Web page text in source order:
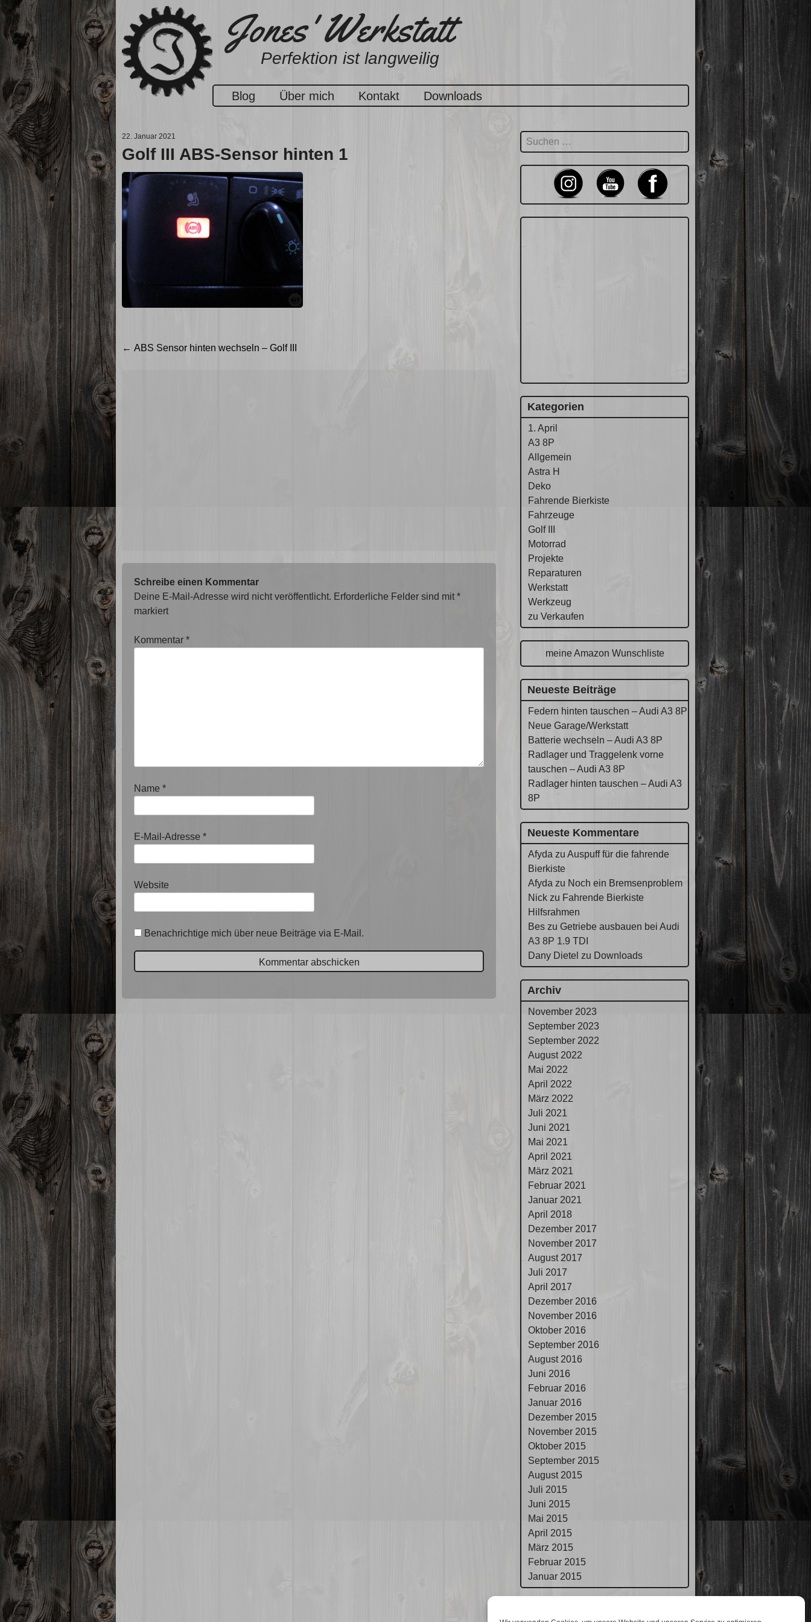
springen
Jones' Werkstatt
Perfektion ist langweilig
Blog Über mich Kontakt Downloads
22. Januar 2021
Golf III ABS-Sensor hinten 1
Beitragsnavigation
← ABS Sensor hinten wechseln – Golf III
Schreibe einen Kommentar
Deine E-Mail-Adresse wird nicht veröffentlicht. Erforderliche Felder sind mit*
markiert
Kommentar *
Name *
E-Mail-Adresse *
Website
Benachrichtige mich über neue Beiträge via E-Mail.
Suchen
nach:
Kategorien
1. April
A3 8P
Allgemein
Astra H
Deko
Fahrende Bierkiste
Fahrzeuge
Golf III
Motorrad
Projekte
Reparaturen
Werkstatt
Werkzeug
zu Verkaufen
meine Amazon Wunschliste
Neueste Beiträge
Federn hinten tauschen – Audi A3 8P
Neue Garage/Werkstatt
Batterie wechseln – Audi A3 8P
Radlager und Traggelenk vorne
tauschen – Audi A3 8P
Radlager hinten tauschen – Audi A3
8P
Neueste Kommentare
Afyda zu Auspuff für die fahrende
Bierkiste
Afyda zu Noch ein Bremsenproblem
Nick zu Fahrende Bierkiste
Hilfsrahmen
Bes zu Getriebe ausbauen bei Audi
A3 8P 1.9 TDI
Dany Dietel zu Downloads
Archiv
November 2023
September 2023
September 2022
August 2022
Mai 2022
April 2022
März 2022
Juli 2021
Juni 2021
Mai 2021
April 2021
März 2021
Februar 2021
Januar 2021
April 2018
Dezember 2017
November 2017
August 2017
Juli 2017
April 2017
Dezember 2016
November 2016
Oktober 2016
September 2016
August 2016
Juni 2016
Februar 2016
Januar 2016
Dezember 2015
November 2015
Oktober 2015
September 2015
August 2015
Juli 2015
Juni 2015
Mai 2015
April 2015
März 2015
Februar 2015
Januar 2015